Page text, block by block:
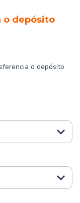
o depósito
o depósito